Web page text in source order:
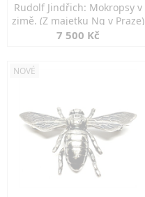
Rudolf Jindřich: Mokropsy v
zimě. (Z majetku Ng v Praze)
7 500 Kč
NOVÉ